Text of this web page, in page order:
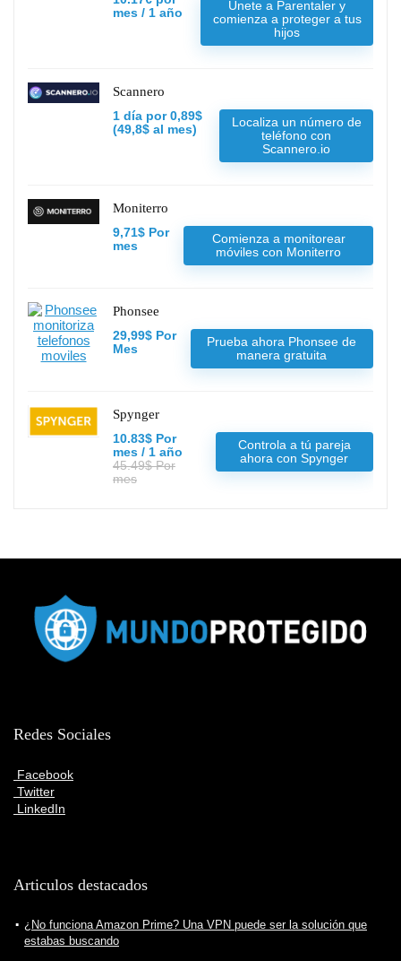
mes / 1 año
Unete a Parentaler y
comienza a proteger a tus
hijos
Scannero
1 día por 0,89$
(49,8$ al mes)
Localiza un número de
teléfono con
Scannero.io
Moniterro
9,71$ Por
mes
Comienza a monitorear
móviles con Moniterro
Phonsee
29,99$ Por
Mes
Prueba ahora Phonsee de
manera gratuita
Spynger
10.83$ Por
mes / 1 año
45.49$ Por
mes
Controla a tú pareja
ahora con Spynger
Redes Sociales
Facebook
Twitter
LinkedIn
Articulos destacados
¿No funciona Amazon Prime? Una VPN puede ser la solución que
estabas buscando